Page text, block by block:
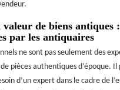
de biens antiques
par les antiquaires
ne sont pas seulement des
pièces authentiques d’époque. Il
d’un expert dans le cadre de